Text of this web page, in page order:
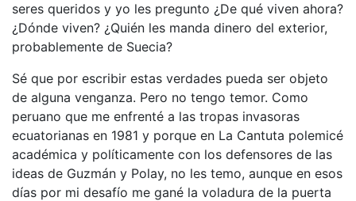
seres queridos y yo les pregunto ¿De qué viven ahora?
¿Dónde viven? ¿Quién les manda dinero del exterior,
probablemente de Suecia?
Sé que por escribir estas verdades pueda ser objeto
de alguna venganza. Pero no tengo temor. Como
peruano que me enfrenté a las tropas invasoras
ecuatorianas en 1981 y porque en La Cantuta polemicé
académica y políticamente con los defensores de las
ideas de Guzmán y Polay, no les temo, aunque en esos
días por mi desafío me gané la voladura de la puerta